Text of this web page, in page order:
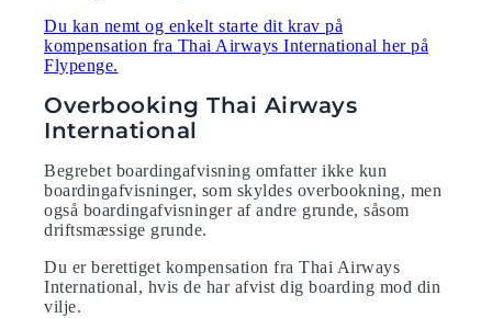
Du kan nemt og enkelt starte dit krav på
kompensation fra Thai Airways International her på
Flypenge.
Overbooking Thai Airways
International
Begrebet boardingafvisning omfatter ikke kun
boardingafvisninger, som skyldes overbookning, men
også boardingafvisninger af andre grunde, såsom
driftsmæssige grunde.
Du er berettiget kompensation fra Thai Airways
International, hvis de har afvist dig boarding mod din
vilje.